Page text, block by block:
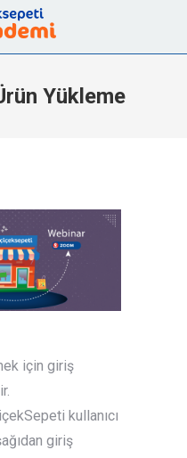
Yükleme
için giriş
kullanıcı
giriş